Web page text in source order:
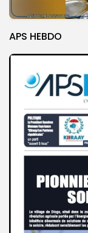
APS HEBDO